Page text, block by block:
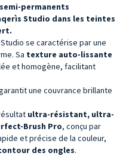
permanents
Studio dans les teintes
se caractérise par une
Sa texture auto-lissante
et homogène, facilitant
une couvrance brillante
ultra-résistant, ultra-
Brush Pro, conçu par
et précise de la couleur,
des ongles.